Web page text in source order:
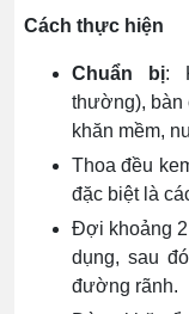
Cách thực hiện
Chuẩn bị:
thường), bàn
khăn mềm,
Thoa đều
đặc biệt là
Đợi khoảng 2
dụng, sau
đường rãnh.